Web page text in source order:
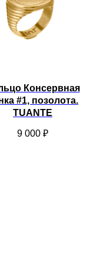
Консервная
#1, позолота.
TUANTE
9 000 ₽